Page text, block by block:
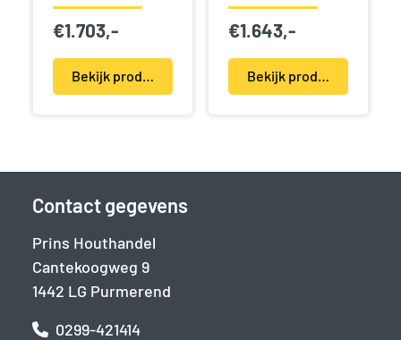
€1.703,-
Bekijk product(en)
€1.643,-
Bekijk product(en)
Contact gegevens
Prins Houthandel
Cantekoogweg 9
1442 LG Purmerend
0299-421414